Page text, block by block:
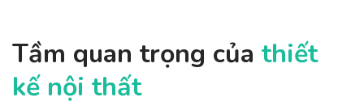
Tầm quan trọng của thiết
kế nội thất